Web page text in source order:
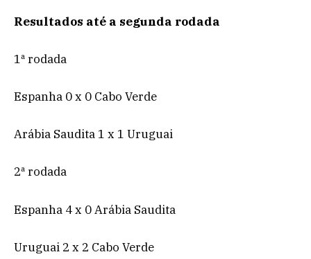
Resultados até a segunda rodada
1ª rodada
Espanha 0 x 0 Cabo Verde
Arábia Saudita 1 x 1 Uruguai
2ª rodada
Espanha 4 x 0 Arábia Saudita
Uruguai 2 x 2 Cabo Verde